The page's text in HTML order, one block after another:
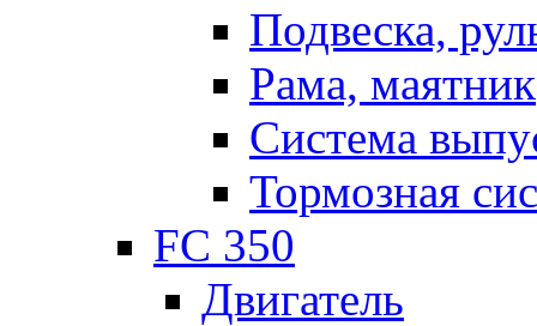
Подвеска,
Рама, маятник
Система
Тормозная
FC 350
Двигатель